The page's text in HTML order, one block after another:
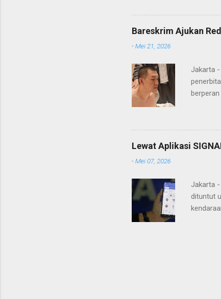
pidana.
terdakwa
Menurut
itulah,
Bareskrim Ajukan
-Mei 21, 2026
Jakarta -
DPO
Lewat Aplikasi
-Mei 07, 2026
Jakarta -
dituntut
Pajak
(PKB),
sistem,